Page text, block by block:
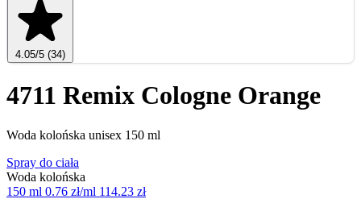
4.05/5 (34)
4711 Remix Cologne Orange
Woda kolońska unisex 150 ml
Spray do ciała
Woda kolońska
150 ml 0.76 zł/ml 114.23 zł